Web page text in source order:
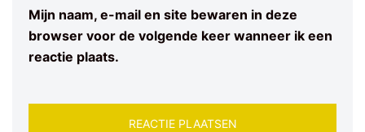
Mijn naam, e-mail en site bewaren in deze
browser voor de volgende keer wanneer ik een
reactie plaats.